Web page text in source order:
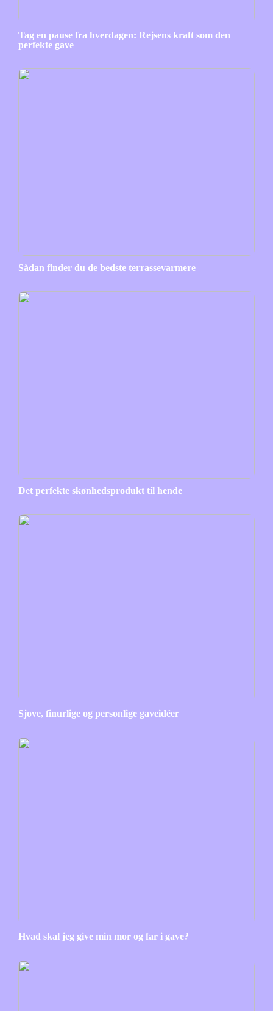
Tag en pause fra hverdagen: Rejsens kraft som den
perfekte gave
Sådan finder du de bedste terrassevarmere
Det perfekte skønhedsprodukt til hende
Sjove, finurlige og personlige gaveidéer
Hvad skal jeg give min mor og far i gave?